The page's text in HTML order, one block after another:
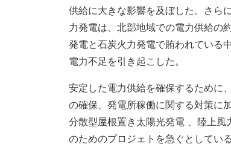
供給に大きな影響を及ぼした。さら
力発電は、北部地域での電力供給の
発電と石炭火力発電で賄われている
電力不足を引き起こした。
安定した電力供給を確保するために
の確保、発電所稼働に関する対策に
分散型屋根置き太陽光発電 、陸上
のためのプロジェトを急ぐとしている